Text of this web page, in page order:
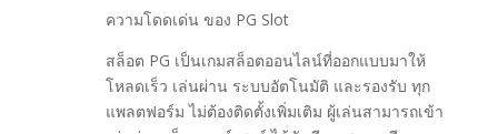
ความโดดเด่น ของ PG Slot
สล็อต PG เป็นเกมสล็อตออนไลน์ที่ออกแบบมาให้
โหลดเร็ว เล่นผ่าน ระบบอัตโนมัติ และรองรับ ทุก
แพลตฟอร์ม ไม่ต้องติดตั้งเพิ่มเติม ผู้เล่นสามารถเข้า